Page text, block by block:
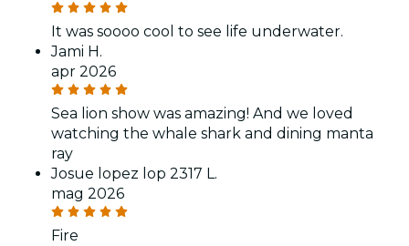
It was soooo cool to see life underwater.
Jami H.
apr 2026
Sea lion show was amazing! And we loved
watching the whale shark and dining manta
ray
Josue lopez lop 2317 L.
mag 2026
Fire